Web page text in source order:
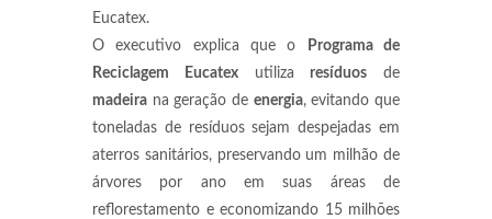
Eucatex.
O executivo explica que o
Programa de
Reciclagem Eucatexutilizaresíduos de
madeira na geração de energia, evitando que
toneladas de resíduos sejam despejadas em
aterros sanitários, preservando um milhão de
árvores por ano em suas áreas de
reflorestamento e economizando 15 milhões